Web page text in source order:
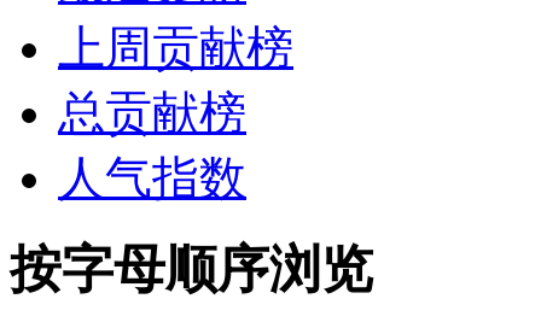
上周贡献榜
总贡献榜
人气指数
按字母顺序浏览